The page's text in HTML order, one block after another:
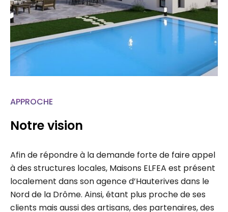
APPROCHE
Notre vision
à des structures locales, Maisons ELFEA est présent
localement dans son agence d’Hauterives dans le
Nord de la Drôme. Ainsi, étant plus proche de ses
clients mais aussi des artisans, des partenaires, des